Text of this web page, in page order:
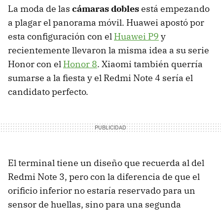
La moda de las cámaras doblesestá empezando
a plagar el panorama móvil. Huawei apostó por
esta configuración con el Huawei P9 y
recientemente llevaron la misma idea a su serie
Honor con el Honor 8. Xiaomi también querría
sumarse a la fiesta y el Redmi Note 4 sería el
candidato perfecto.
El terminal tiene un diseño que recuerda al del
Redmi Note 3, pero con la diferencia de que el
orificio inferior no estaría reservado para un
sensor de huellas, sino para una segunda